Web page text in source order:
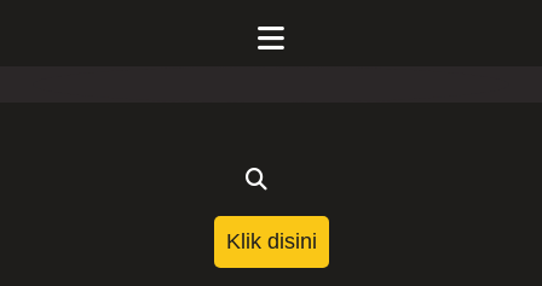
Open
Klik disiniKlik
disini